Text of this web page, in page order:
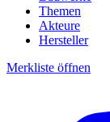
Themen
Akteure
Hersteller
Merkliste öffnen